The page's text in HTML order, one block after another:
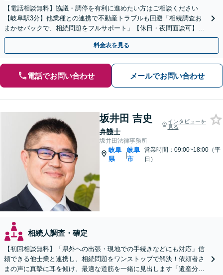
【電話相談無料】協議・調停を有利に進めたい方はご相談ください
【岐阜駅3分】他業種との連携で不動産トラブルも回避「相続調査お
まかせパックで、相続問題をフルサポート」【休日・夜間面談可】
【電話相談・ビデオ面談あり】【完全個室対応】
料金表を見る
電話でお問い合わせ メールでお問い合わせ
坂井田 吉史
弁護士
インタビューを
見る
坂井田法律事務所
岐阜
県
|
岐阜
市
営業時間：09:00~18:00（平
日）
相続人調査・確定
【初回相談無料】「県外への出張・現地での手続きなどにも対応」信
頼できる他士業と連携し、相続問題をワンストップで解決！依頼者さ
まの声に真摯に耳を傾け、最適な道筋を一緒に見出します「遺産分割